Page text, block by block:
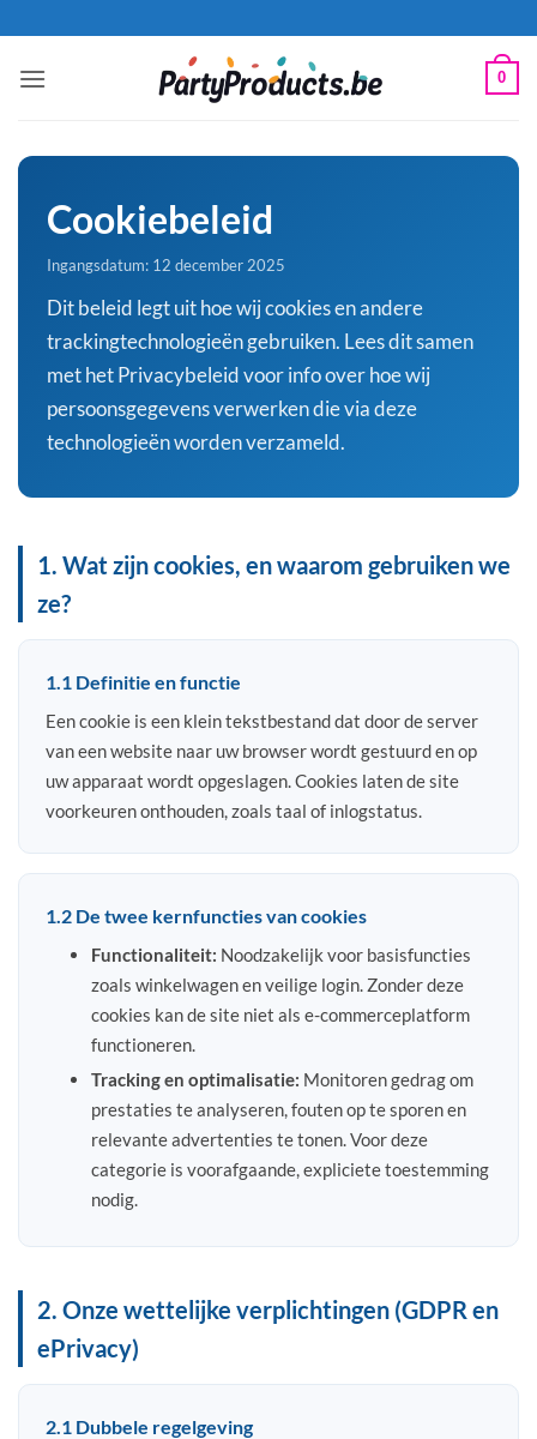
naar
inhoud
0
Cookiebeleid
Ingangsdatum: 12 december 2025
Dit beleid legt uit hoe wij cookies en andere
trackingtechnologieën gebruiken. Lees dit samen
met het Privacybeleid voor info over hoe wij
persoonsgegevens verwerken die via deze
technologieën worden verzameld.
1. Wat zijn cookies, en waarom gebruiken we
ze?
1.1 Definitie en functie
Een cookie is een klein tekstbestand dat door de server
van een website naar uw browser wordt gestuurd en op
uw apparaat wordt opgeslagen. Cookies laten de site
voorkeuren onthouden, zoals taal of inlogstatus.
1.2 De twee kernfuncties van cookies
Functionaliteit: Noodzakelijk voor basisfuncties
zoals winkelwagen en veilige login. Zonder deze
cookies kan de site niet als e-commerceplatform
functioneren.
Tracking en optimalisatie: Monitoren gedrag om
prestaties te analyseren, fouten op te sporen en
relevante advertenties te tonen. Voor deze
categorie is voorafgaande, expliciete toestemming
nodig.
2. Onze wettelijke verplichtingen (GDPR en
ePrivacy)
2.1 Dubbele regelgeving